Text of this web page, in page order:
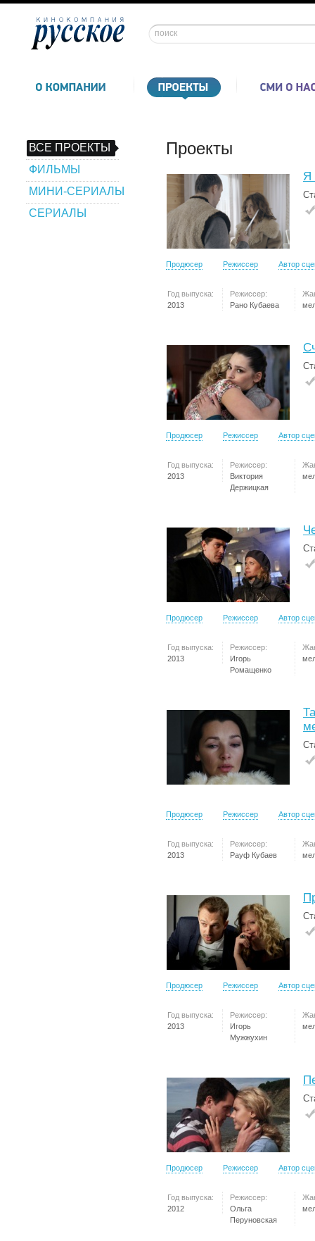
ВСЕ ПРОЕКТЫ
ФИЛЬМЫ
МИНИ-СЕРИАЛЫ
СЕРИАЛЫ
Проекты
Я
Продюсер Режиссер Автор
Год выпуска:
2013
Режиссер:
Рано Кубаева
Продюсер Режиссер Автор
Год выпуска:
2013
Режиссер:
Виктория
Держицкая
Продюсер Режиссер Автор
Год выпуска:
2013
Режиссер:
Игорь
Ромащенко
Продюсер Режиссер Автор
Год выпуска:
2013
Режиссер:
Рауф Кубаев
Продюсер Режиссер Автор
Год выпуска:
2013
Режиссер:
Игорь
Мужжухин
Продюсер Режиссер Автор
Год выпуска:
2012
Режиссер:
Ольга
Перуновская